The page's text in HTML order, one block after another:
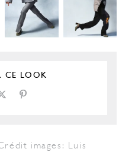
CE LOOK
images: Luis